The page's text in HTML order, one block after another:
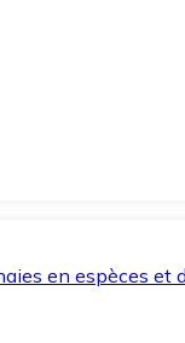
en espèces et